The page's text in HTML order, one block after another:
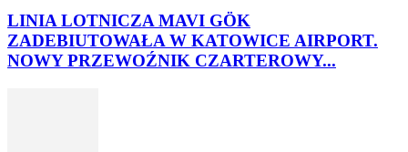
LINIA LOTNICZA MAVI GÖK
ZADEBIUTOWAŁA W KATOWICE AIRPORT.
NOWY PRZEWOŹNIK CZARTEROWY...